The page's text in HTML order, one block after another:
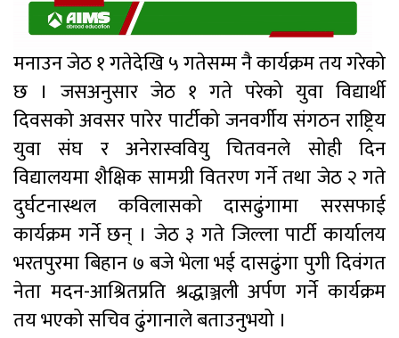
मनाउन जेठ १ गतेदेखि ५ गतेसम्म नै कार्यक्रम तय गरेको
छ । जसअनुसार जेठ १ गते परेको युवा विद्यार्थी
दिवसको अवसर पारेर पार्टीको जनवर्गीय संगठन राष्ट्रिय
युवा संघ र अनेरास्ववियु चितवनले सोही दिन
विद्यालयमा शैक्षिक सामग्री वितरण गर्ने तथा जेठ २ गते
दुर्घटनास्थल कविलासको दासढुंगामा सरसफाई
कार्यक्रम गर्ने छन् । जेठ ३ गते जिल्ला पार्टी कार्यालय
भरतपुरमा बिहान ७ बजे भेला भई दासढुंगा पुगी दिवंगत
नेता मदन-आश्रितप्रति श्रद्धाञ्जली अर्पण गर्ने कार्यक्रम
तय भएको सचिव ढुंगानाले बताउनुभयो ।